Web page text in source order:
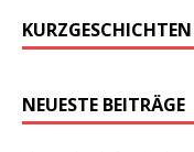
NEUESTE BEITRÄGE